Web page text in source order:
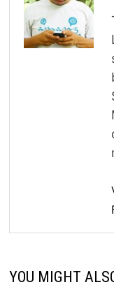
YOU MIGHT